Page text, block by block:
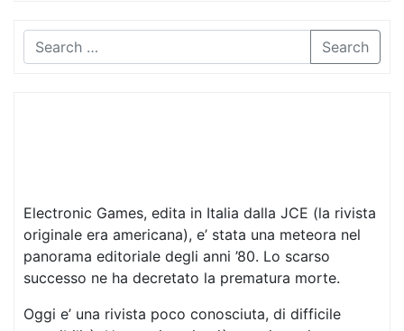
Search
Electronic Games, edita in Italia dalla JCE (la rivista
originale era americana), e’ stata una meteora nel
panorama editoriale degli anni ’80. Lo scarso
successo ne ha decretato la prematura morte.
Oggi e’ una rivista poco conosciuta, di difficile